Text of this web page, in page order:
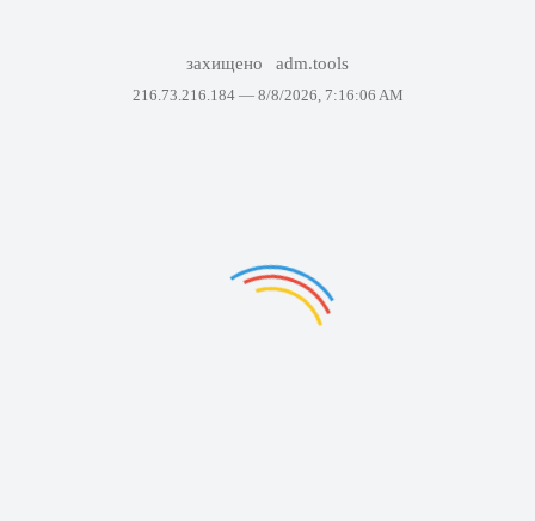
захищено adm.tools
216.73.216.184 — 8/8/2026, 7:16:06 AM